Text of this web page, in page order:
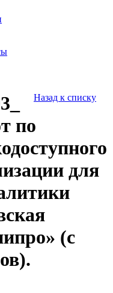
Назад к списку
по
для
(с